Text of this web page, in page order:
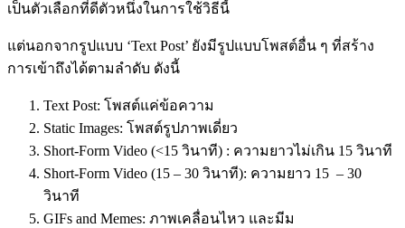
เป็นตัวเลือกที่ดีตัวหนึ่งในการใช้วิธีนี้
แต่นอกจากรูปแบบ ‘Text Post’ ยังมีรูปแบบโพสต์อื่น ๆ ที่สร้าง
การเข้าถึงได้ตามลำดับ ดังนี้
Text Post: โพสต์แค่ข้อความ
Static Images: โพสต์รูปภาพเดี่ยว
Short-Form Video (<15 วินาที) : ความยาวไม่เกิน 15 วินาที
Short-Form Video (15 – 30 วินาที): ความยาว 15 – 30
วินาที
GIFs and Memes: ภาพเคลื่อนไหว และมีม